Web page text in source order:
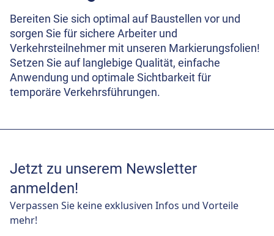
Bereiten Sie sich optimal auf Baustellen vor und
sorgen Sie für sichere Arbeiter und
Verkehrsteilnehmer mit unseren Markierungsfolien!
Setzen Sie auf langlebige Qualität, einfache
Anwendung und optimale Sichtbarkeit für
temporäre Verkehrsführungen.
Jetzt zu unserem Newsletter
anmelden!
Verpassen Sie keine exklusiven Infos und Vorteile
mehr!